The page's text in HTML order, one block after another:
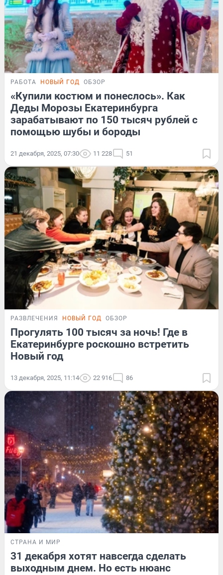
РАБОТА НОВЫЙ ГОД ОБЗОР
«Купили костюм и понеслось». Как
Деды Морозы Екатеринбурга
зарабатывают по 150 тысяч рублей с
помощью шубы и бороды
21 декабря, 2025, 07:30 11 228 51
РАЗВЛЕЧЕНИЯ НОВЫЙ ГОД ОБЗОР
Прогулять 100 тысяч за ночь! Где в
Екатеринбурге роскошно встретить
Новый год
13 декабря, 2025, 11:14 22 916 86
СТРАНА И МИР
31 декабря хотят навсегда сделать
выходным днем. Но есть нюанс